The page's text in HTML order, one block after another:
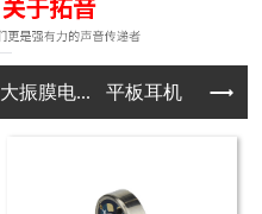
大振膜电... 平板耳机